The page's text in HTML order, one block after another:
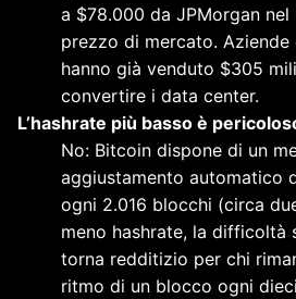
a $78.000 da JPMorgan nel
prezzo di mercato. Aziende
hanno già venduto $305
convertire i data center.
L’hashrate più basso è
No: Bitcoin dispone di un
aggiustamento automatico
ogni 2.016 blocchi (circa
meno hashrate, la difficoltà
torna redditizio per chi
ritmo di un blocco ogni